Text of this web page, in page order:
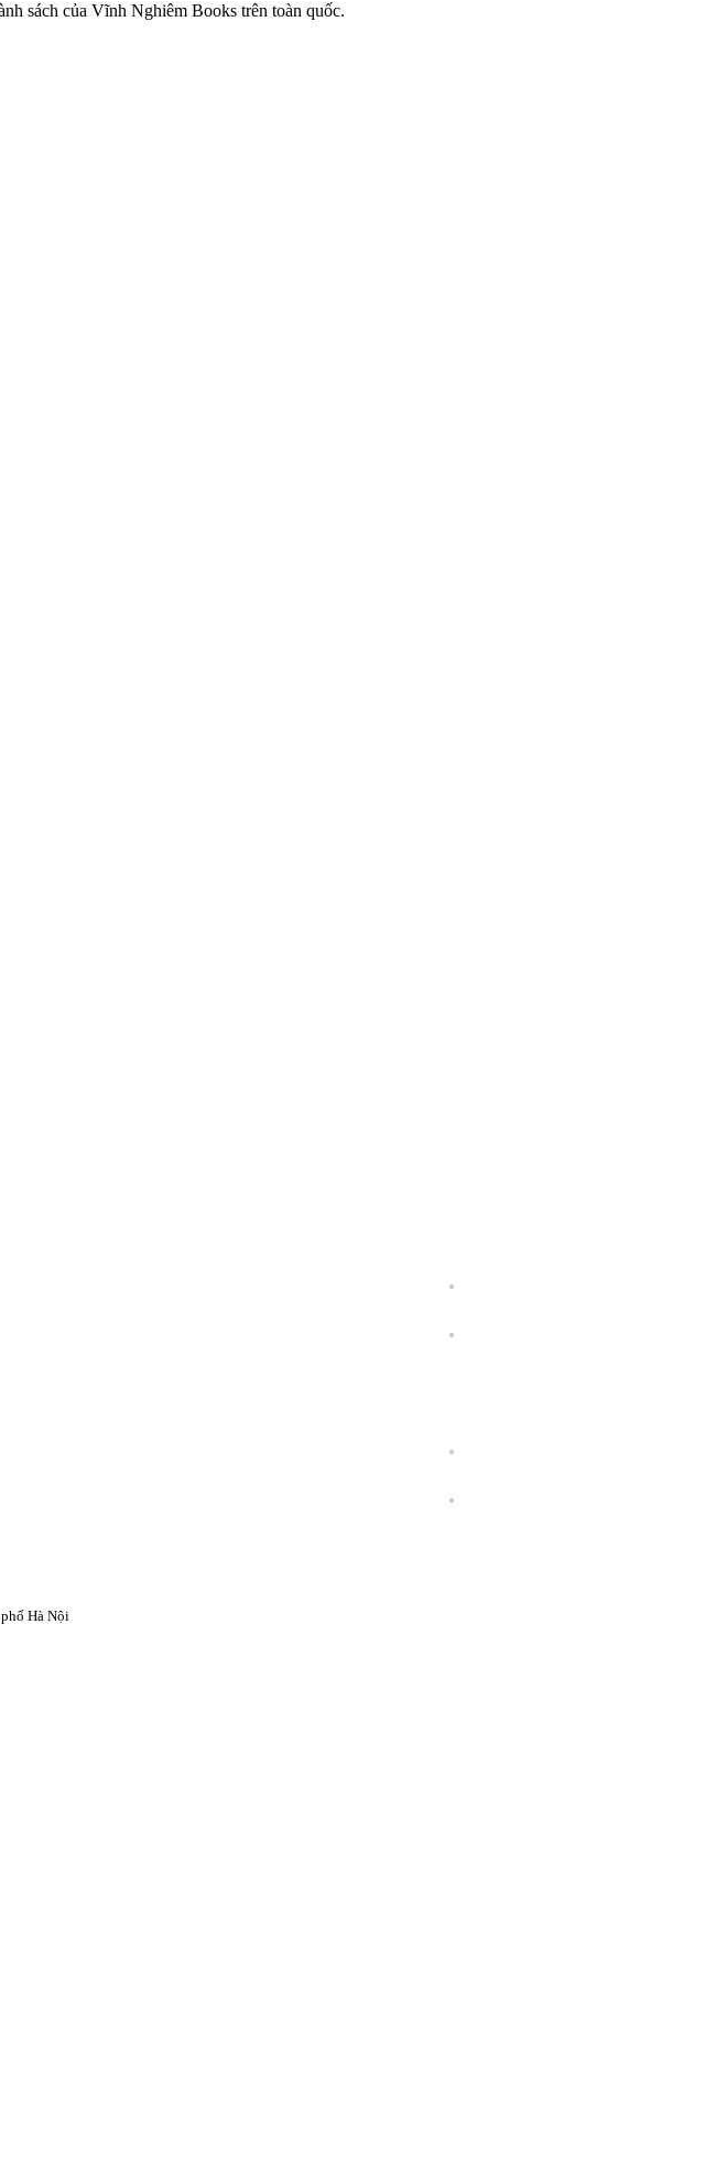
sách của Vĩnh Nghiêm Books trên toàn quốc.
Hà Nội